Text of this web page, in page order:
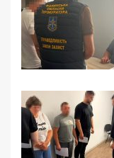
Журналісти
ресурсів
мастику, труби
купити за
екструзійний
плитку взагалі
Фірма
конкуренції, бо